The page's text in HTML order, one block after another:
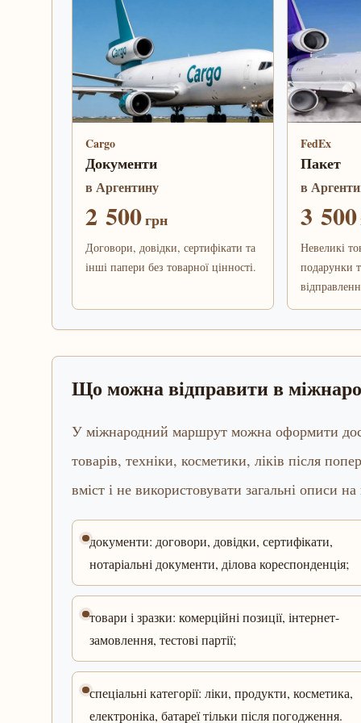
Cargo
Документи
в Аргентину
2 500грн
Договори, довідки, сертифікати та
інші папери без товарної цінності.
FedEx
Пакет
в
3 500
Невеликі
подарунки
Що можна відправити в
У міжнародний маршрут можна оформити
товарів, техніки, косметики, ліків після
вміст і не використовувати загальні описи
документи: договори, довідки, сертифікати,
нотаріальні документи, ділова кореспонденція;
товари і зразки: комерційні позиції, інтернет-
замовлення, тестові партії;
спеціальні категорії: ліки, продукти, косметика,
електроніка, батареї тільки після погодження.